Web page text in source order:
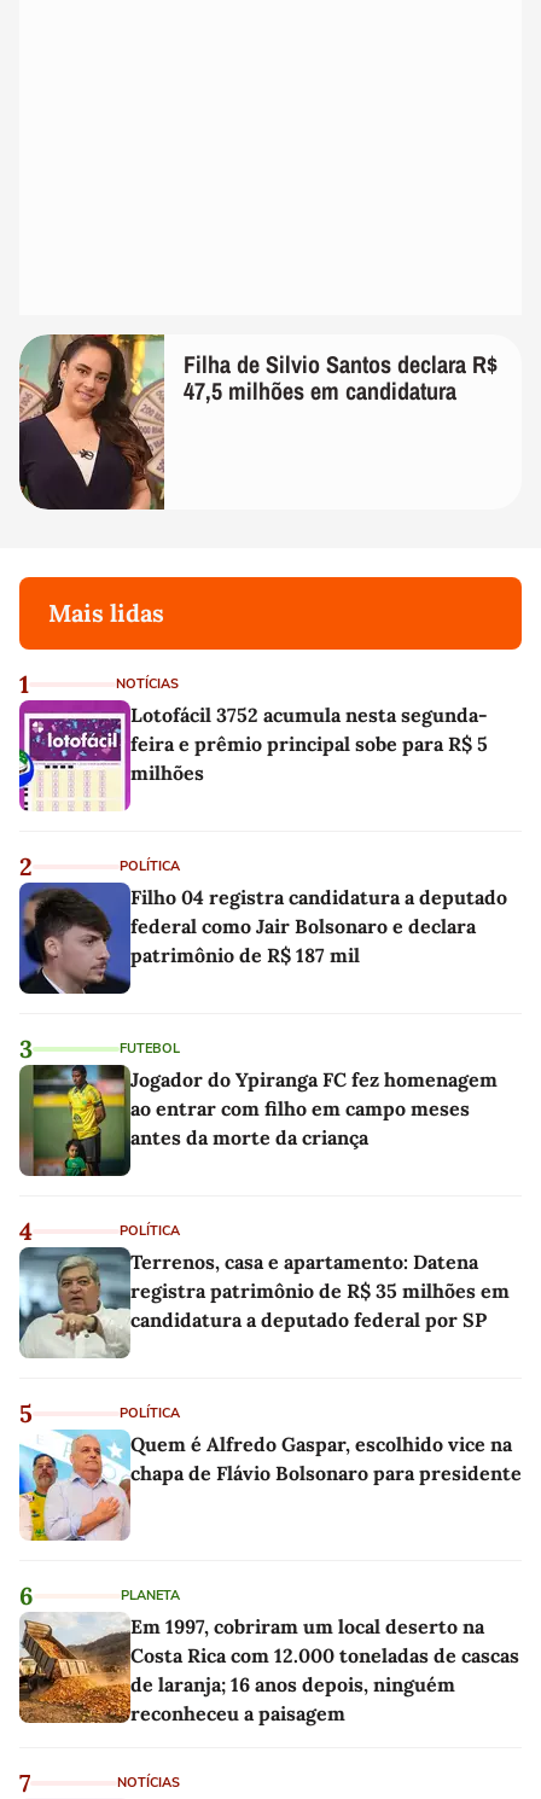
Filha de Silvio Santos declara R$
47,5 milhões em candidatura
Mais lidas
1 NOTÍCIAS
Lotofácil 3752 acumula nesta segunda-
feira e prêmio principal sobe para R$ 5
milhões
2 POLÍTICA
Filho 04 registra candidatura a deputado
federal como Jair Bolsonaro e declara
patrimônio de R$ 187 mil
3 FUTEBOL
Jogador do Ypiranga FC fez homenagem
ao entrar com filho em campo meses
antes da morte da criança
4 POLÍTICA
Terrenos, casa e apartamento: Datena
registra patrimônio de R$ 35 milhões em
candidatura a deputado federal por SP
5 POLÍTICA
Quem é Alfredo Gaspar, escolhido vice na
chapa de Flávio Bolsonaro para presidente
6 PLANETA
Em 1997, cobriram um local deserto na
Costa Rica com 12.000 toneladas de cascas
de laranja; 16 anos depois, ninguém
reconheceu a paisagem
7 NOTÍCIAS